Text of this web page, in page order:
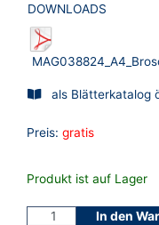
DOWNLOADS
als Blätterkatalog
Preis: gratis
Produkt ist auf Lager
In den